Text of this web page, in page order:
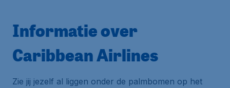
Informatie over
Caribbean Airlines
Zie jij jezelf al liggen onder de palmbomen op het